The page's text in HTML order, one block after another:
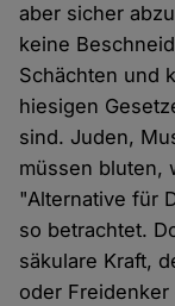
aber sicher
keine
Schächten und
hiesigen
sind. Juden,
müssen bluten,
"Alternative für
so betrachtet.
säkulare Kraft,
oder